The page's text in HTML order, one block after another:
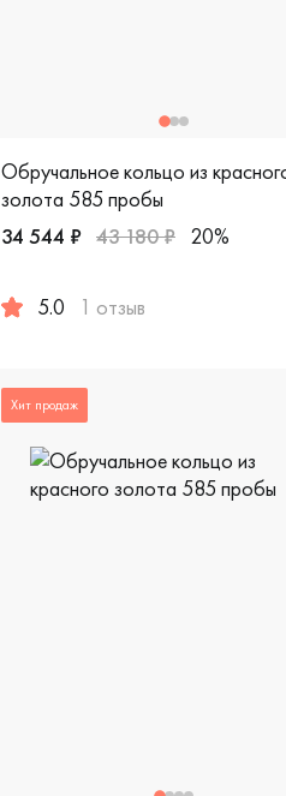
Обручальное кольцо из
золота 585 пробы
34 544 ₽ 43 180 ₽ 20%
5.0 1 отзыв
Хит продаж